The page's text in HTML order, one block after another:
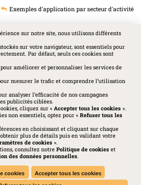
sur notre site, nous utilisons différents
sur votre navigateur, sont essentiels pour
Par défaut, seuls ces cookies sont
pour améliorer et personnaliser les services de
mesurer le trafic et comprendre l’utilisation
analyser l’efficacité de nos campagnes
publicités ciblées.
cliquez sur « Accepter tous les cookies».
non essentiels, optez pour « Refuser tous les
en choisissant et cliquant sur chaque
plus de détails puis en validant votre
de cookies».
consultez notre Politique de cookieset
des données personnelles.
cookies Accepter tous les cookies
Exemples d'application par secteur d'activité
droits réservés - Reproductions interdites
-Politique de confidentialité
- Charte des médias sociaux